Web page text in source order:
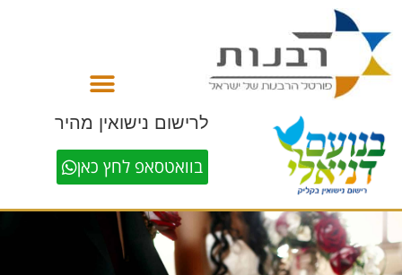
לרישום נישואין מהיר
בוואטסאפ לחץ כאן